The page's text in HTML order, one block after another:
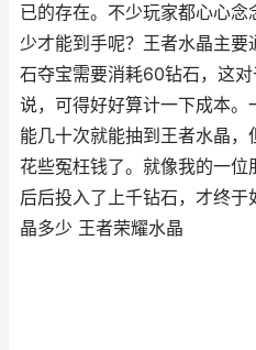
已的存在。不少玩家都心心
少才能到手呢？王者水晶主
石夺宝需要消耗60钻石，这
说，可得好好算计一下成本
能几十次就能抽到王者水晶
花些冤枉钱了。就像我的一
后后投入了上千钻石，才终
晶多少 王者荣耀水晶